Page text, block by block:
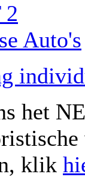
2
Auto's
het
klik